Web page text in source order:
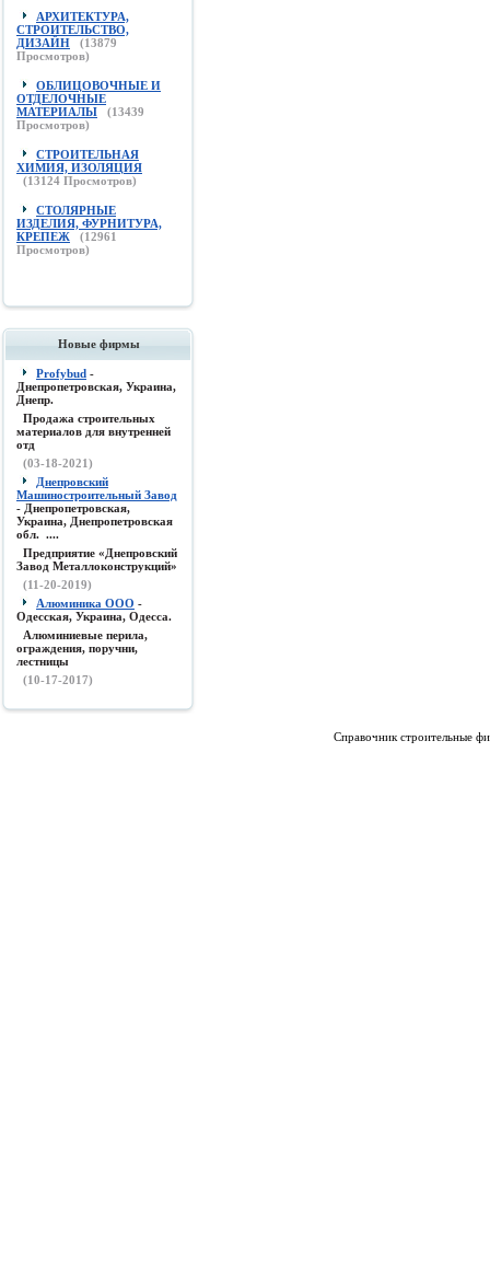
АРХИТЕКТУРА,
СТРОИТЕЛЬСТВО,
ДИЗАЙН
(13879
Просмотров)
ОБЛИЦОВОЧНЫЕ И
ОТДЕЛОЧНЫЕ
МАТЕРИАЛЫ
(13439
Просмотров)
СТРОИТЕЛЬНАЯ
ХИМИЯ, ИЗОЛЯЦИЯ
(13124 Просмотров)
СТОЛЯРНЫЕ
ИЗДЕЛИЯ, ФУРНИТУРА,
КРЕПЕЖ
(12961
Просмотров)
Новые фирмы
Profybud -
Днепропетровская, Украина,
Днепр.
Продажа строительных
материалов для внутренней
отд
(03-18-2021)
Днепровский
Машиностроительный Завод
- Днепропетровская,
Украина, Днепропетровская
обл. ....
Предприятие «Днепровский
Завод Металлоконструкций»
(11-20-2019)
Алюминика ООО -
Одесская, Украина, Одесса.
Алюминиевые перила,
ограждения, поручни,
лестницы
(10-17-2017)
Справочник строительные